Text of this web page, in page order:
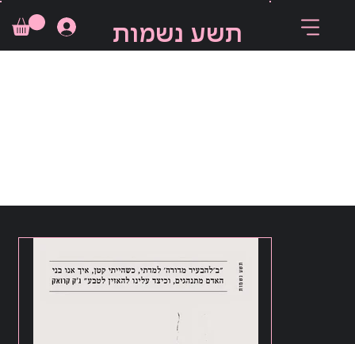
תשע נשמות